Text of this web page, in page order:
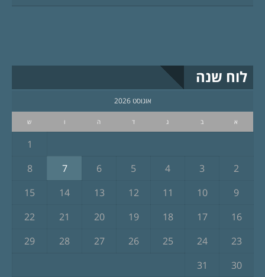
לוח שנה
אוגוסט 2026
א ב ג ד ה ו ש
1
2
3
4
5
6
7
8
9
10
11
12
13
14
15
16
17
18
19
20
21
22
23
24
25
26
27
28
29
30
31